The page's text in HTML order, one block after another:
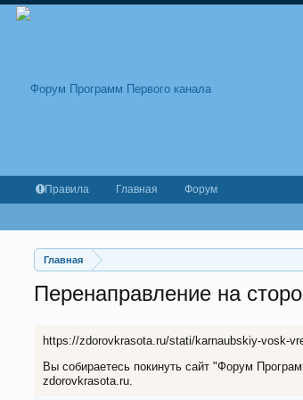
Главная
Перенаправление на
https://zdorovkrasota.ru/stati/karnaubskiy-vosk-
Вы собираетесь покинуть сайт "Форум
zdorovkrasota.ru.
Правила Главная Форум